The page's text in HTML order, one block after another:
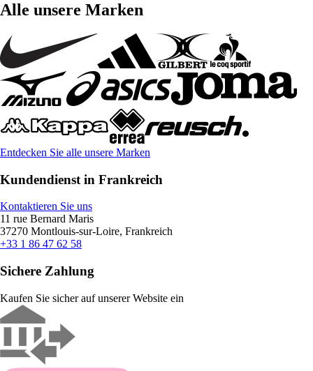
Alle unsere Marken
Entdecken Sie alle unsere Marken
Kundendienst in Frankreich
Kontaktieren Sie uns
11 rue Bernard Maris
37270 Montlouis-sur-Loire, Frankreich
+33 1 86 47 62 58
Sichere Zahlung
Kaufen Sie sicher auf unserer Website ein